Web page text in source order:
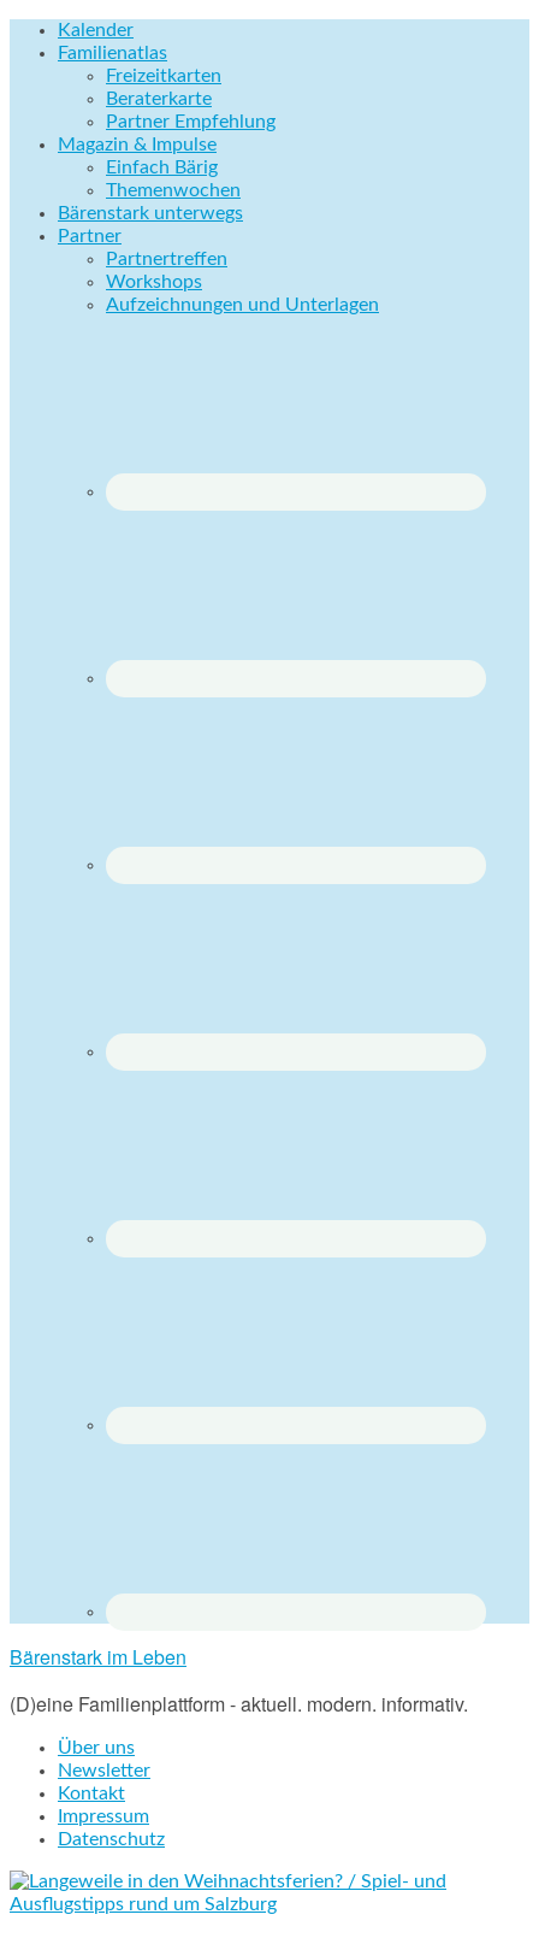
Kalender
Familienatlas
Freizeitkarten
Beraterkarte
Partner Empfehlung
Magazin & Impulse
Einfach Bärig
Themenwochen
Bärenstark unterwegs
Partner
Partnertreffen
Workshops
Aufzeichnungen und Unterlagen
Bärenstark im Leben
(D)eine Familienplattform - aktuell. modern. informativ.
Über uns
Newsletter
Kontakt
Impressum
Datenschutz